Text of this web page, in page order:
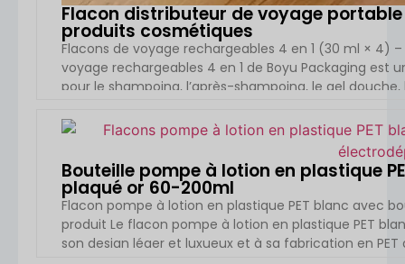
Flacon distributeur de voyage
produits cosmétiques
Flacons de voyage rechargeables 4 en 1 (30 ml × 4)
voyage rechargeables 4 en 1 de Boyu Packaging
pour le shampoing, l’après-shampoing, le gel
dans un seul contenant portable, il […]
VOIR
Bouteille pompe à lotion en plastique
plaqué or 60-200ml
Flacon pompe à lotion en plastique PET blanc avec
produit Le flacon pompe à lotion en plastique PET
son design léger et luxueux et à sa fabrication en